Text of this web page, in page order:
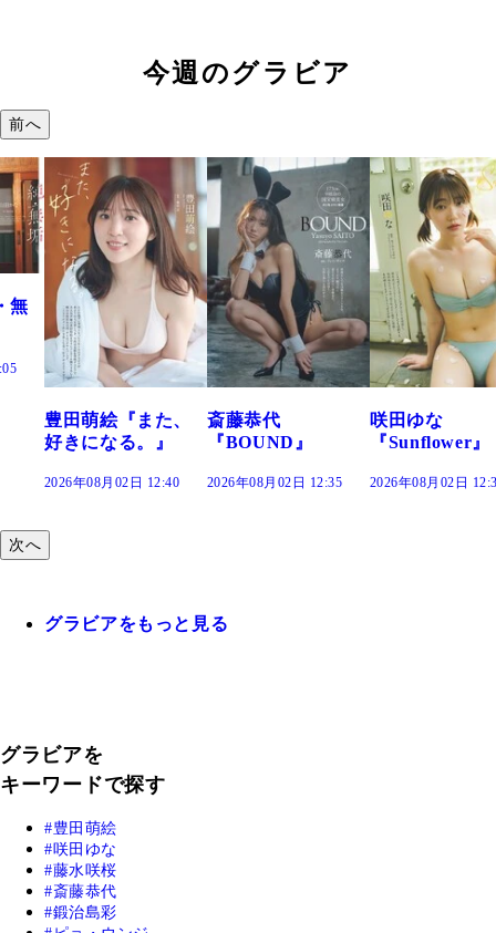
今週のグラビア
前へ
萌絵『また、
になる。』
年08月02日 12:40
斎藤恭代
『BOUND』
2026年08月02日 12:35
咲田ゆな
『Sunflower』
2026年08月02日 12:30
だ
次へ
グラビアをもっと見る
グラビアを
キーワードで探す
豊田萌絵
咲田ゆな
藤水咲桜
斎藤恭代
鍛治島彩